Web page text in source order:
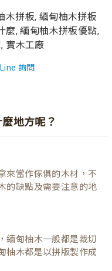
詢問
地方呢？
來當作傢俱的木材，不
的缺點及需要注意的地
緬甸柚木一般都是裁切
柚木都是以拼版製作成